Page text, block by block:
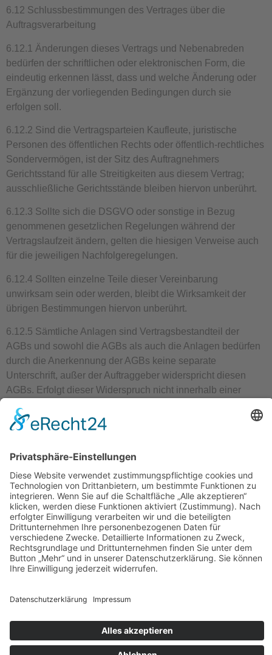
6.12 Schlussbestimmungen des Vertrages über die
Auftragsverarbeitung
6.12.1 Änderungen dieses Vertrags und Nebenabreden
bedürfen der schriftlichen oder elektronischen Form, die
eindeutig erkennen lässt, dass und welche Änderung oder
Ergänzung der vorliegenden Bedingungen durch sie
erfolgen soll.
6.12.2 Sind die Vertragsparteien Kaufleute, juristische
Personen des öffentlichen Rechts oder öffentlich-rechtliches
Sondervermögen, ist der Sitz des Auftragnehmers
Gerichtsstand für alle Streitigkeiten aus diesem Vertrag;
ausschließliche Gerichtsstände bleiben hiervon unberührt.
6.12.3 Sollte sich die DSGVO oder sonstige in Bezug
genommenen gesetzlichen Regelungen während der
Vertragslaufzeit ändern, gelten die hiesigen Verweise auch
für die jeweiligen Nachfolgeregelungen.
6.12.4 Sollten einzelne Teile dieser Vereinbarung
unwirksam sein oder werden, bleibt die Wirksamkeit der
übrigen Bestimmungen hiervon unberührt.
6.12.5 Sämtliche Anlagen sind Vertragsbestandteil der
AGBs und sowohl die AGBs als auch die Anlagen bedürfen
durch die Anerkennung der AGBs keine separate
Unterschrift, außer der Auftraggeber widerspricht diesen
AGBs. Erfolgt dieser Widerspruch nicht innerhalb einer
gelten die AGBs als akzeptiert.
6.13.1 Auftragsdetails
Leistungen,
bei denen
Daten im
Auftrag
verarbeitet
werden
Verarbeitete
Datenarten
Betroffene
Personenkategorien
Wartung
· IP-Adressen
Webseitenbesuchern
· Eingaben im